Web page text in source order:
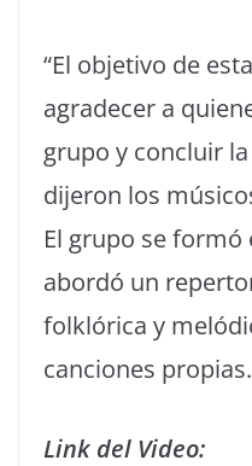
“El objetivo de
agradecer a
grupo y concluir
dijeron los
El grupo se formó
abordó un
folklórica y
canciones propias.
Link del Video: